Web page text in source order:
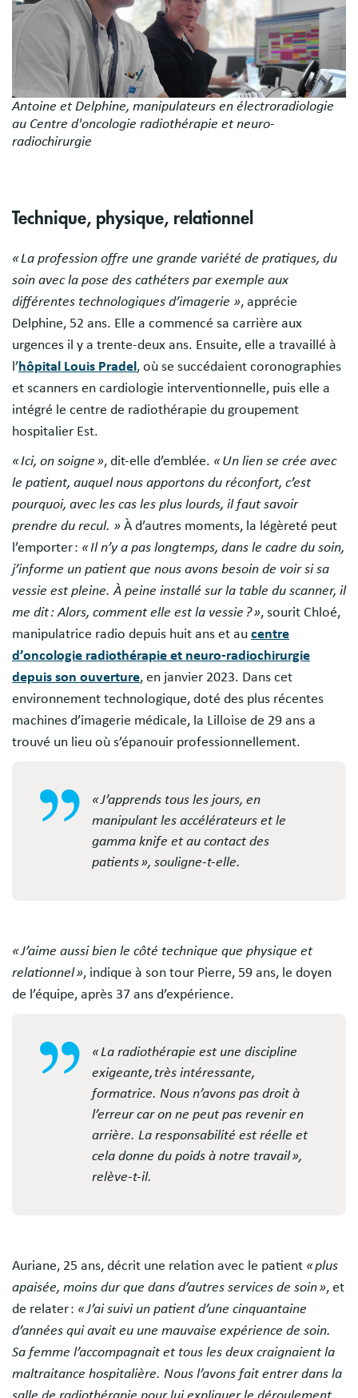
Antoine et Delphine, manipulateurs en électroradiologie
au Centre d'oncologie radiothérapie et neuro-
radiochirurgie
Technique, physique, relationnel
« La profession offre une grande variété de pratiques, du
soin avec la pose des cathéters par exemple aux
différentes technologiques d’imagerie », apprécie
Delphine, 52 ans. Elle a commencé sa carrière aux
urgences il y a trente-deux ans. Ensuite, elle a travaillé à
l’hôpital Louis Pradel , où se succédaient coronographies
et scanners en cardiologie interventionnelle, puis elle a
intégré le centre de radiothérapie du groupement
hospitalier Est.
« Ici, on soigne », dit-elle d’emblée. « Un lien se crée avec
le patient, auquel nous apportons du réconfort, c’est
pourquoi, avec les cas les plus lourds, il faut savoir
prendre du recul. » À d’autres moments, la légèreté peut
l’emporter : « Il n’y a pas longtemps, dans le cadre du soin,
j’informe un patient que nous avons besoin de voir si sa
vessie est pleine. À peine installé sur la table du scanner, il
me dit : Alors, comment elle est la vessie ? », sourit Chloé,
manipulatrice radio depuis huit ans et au centre
d’oncologie radiothérapie et neuro-radiochirurgie
depuis son ouverture, en janvier 2023. Dans cet
environnement technologique, doté des plus récentes
machines d’imagerie médicale, la Lilloise de 29 ans a
trouvé un lieu où s’épanouir professionnellement.
« J’apprends tous les jours, en
manipulant les accélérateurs et le
gamma knife et au contact des
patients », souligne-t-elle.
« J’aime aussi bien le côté technique que physique et
relationnel », indique à son tour Pierre, 59 ans, le doyen
de l’équipe, après 37 ans d’expérience.
« La radiothérapie est une discipline
exigeante, très intéressante,
formatrice. Nous n’avons pas droit à
l’erreur car on ne peut pas revenir en
arrière. La responsabilité est réelle et
cela donne du poids à notre travail »,
relève-t-il.
Auriane, 25 ans, décrit une relation avec le patient « plus
apaisée, moins dur que dans d’autres services de soin », et
de relater : « J’ai suivi un patient d’une cinquantaine
d’années qui avait eu une mauvaise expérience de soin.
Sa femme l’accompagnait et tous les deux craignaient la
maltraitance hospitalière. Nous l’avons fait entrer dans la